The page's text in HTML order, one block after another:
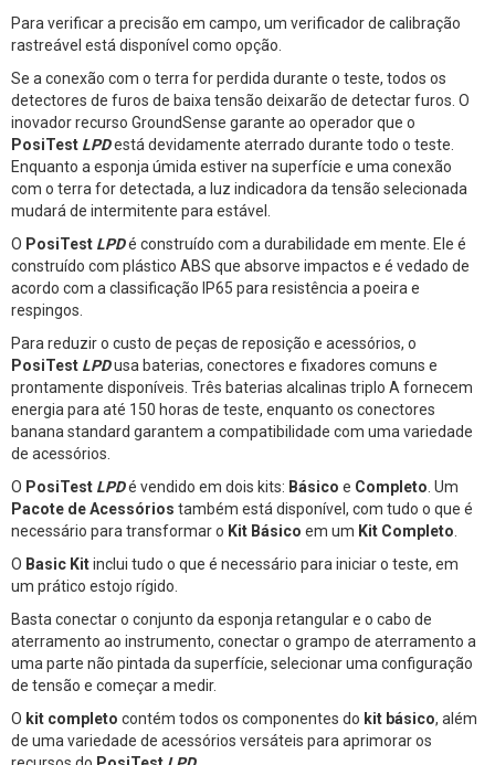
Para verificar a precisão em campo, um verificador de calibração
rastreável está disponível como opção.
Se a conexão com o terra for perdida durante o teste, todos os
detectores de furos de baixa tensão deixarão de detectar furos. O
inovador recurso GroundSense garante ao operador que o
PosiTest LPDestá devidamente aterrado durante todo o teste.
Enquanto a esponja úmida estiver na superfície e uma conexão
com o terra for detectada, a luz indicadora da tensão selecionada
mudará de intermitente para estável.
O PosiTest LPDé construído com a durabilidade em mente. Ele é
construído com plástico ABS que absorve impactos e é vedado de
acordo com a classificação IP65 para resistência a poeira e
respingos.
Para reduzir o custo de peças de reposição e acessórios, o
PosiTest LPDusa baterias, conectores e fixadores comuns e
prontamente disponíveis. Três baterias alcalinas triplo A fornecem
energia para até 150 horas de teste, enquanto os conectores
banana standard garantem a compatibilidade com uma variedade
de acessórios.
O PosiTest LPDé vendido em dois kits: Básico e Completo . Um
Pacote de Acessórios também está disponível, com tudo o que é
necessário para transformar o Kit Básico em um Kit Completo
O Basic Kitinclui tudo o que é necessário para iniciar o teste, em
um prático estojo rígido.
Basta conectar o conjunto da esponja retangular e o cabo de
aterramento ao instrumento, conectar o grampo de aterramento a
uma parte não pintada da superfície, selecionar uma configuração
de tensão e começar a medir.
O kit completo contém todos os componentes do kit básico, além
de uma variedade de acessórios versáteis para aprimorar os